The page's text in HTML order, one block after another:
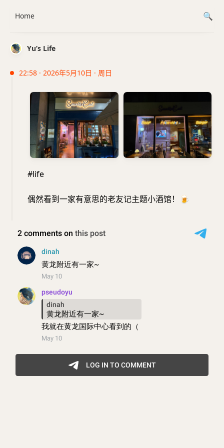
Yu’s Life
22:58 · 2026年5月10日 · 周日
#life
偶然看到一家有意思的老友记主题小酒馆！ 🍺
Home